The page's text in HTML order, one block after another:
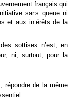
français qui
sans queue ni
et aux intérêts de la
sottises n’est, en
ni, surtout, pour la
de la même